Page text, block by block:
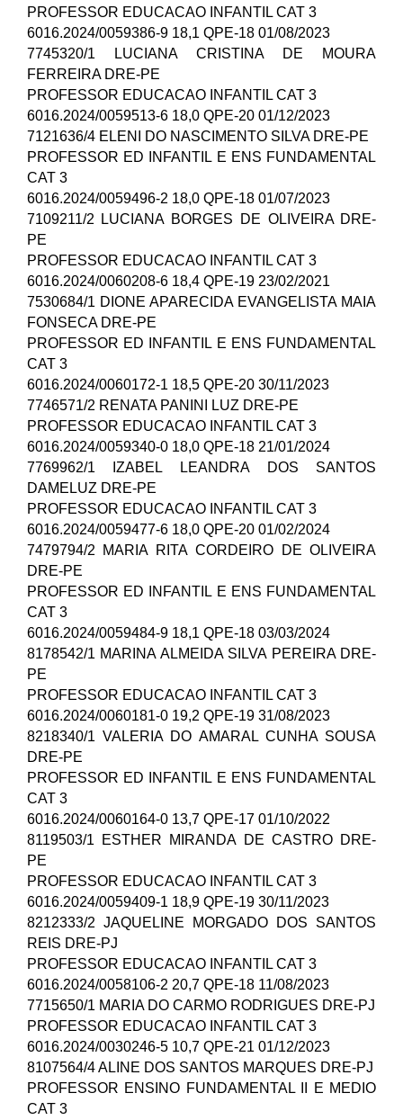
PROFESSOR EDUCACAO INFANTIL CAT 3
6016.2024/0059386-9 18,1 QPE-18 01/08/2023
7745320/1 LUCIANA CRISTINA DE MOURA
FERREIRA DRE-PE
PROFESSOR EDUCACAO INFANTIL CAT 3
6016.2024/0059513-6 18,0 QPE-20 01/12/2023
7121636/4 ELENI DO NASCIMENTO SILVA DRE-PE
PROFESSOR ED INFANTIL E ENS FUNDAMENTAL
CAT 3
6016.2024/0059496-2 18,0 QPE-18 01/07/2023
7109211/2 LUCIANA BORGES DE OLIVEIRA DRE-
PE
PROFESSOR EDUCACAO INFANTIL CAT 3
6016.2024/0060208-6 18,4 QPE-19 23/02/2021
7530684/1 DIONE APARECIDA EVANGELISTA MAIA
FONSECA DRE-PE
PROFESSOR ED INFANTIL E ENS FUNDAMENTAL
CAT 3
6016.2024/0060172-1 18,5 QPE-20 30/11/2023
7746571/2 RENATA PANINI LUZ DRE-PE
PROFESSOR EDUCACAO INFANTIL CAT 3
6016.2024/0059340-0 18,0 QPE-18 21/01/2024
7769962/1 IZABEL LEANDRA DOS SANTOS
DAMELUZ DRE-PE
PROFESSOR EDUCACAO INFANTIL CAT 3
6016.2024/0059477-6 18,0 QPE-20 01/02/2024
7479794/2 MARIA RITA CORDEIRO DE OLIVEIRA
DRE-PE
PROFESSOR ED INFANTIL E ENS FUNDAMENTAL
CAT 3
6016.2024/0059484-9 18,1 QPE-18 03/03/2024
8178542/1 MARINA ALMEIDA SILVA PEREIRA DRE-
PE
PROFESSOR EDUCACAO INFANTIL CAT 3
6016.2024/0060181-0 19,2 QPE-19 31/08/2023
8218340/1 VALERIA DO AMARAL CUNHA SOUSA
DRE-PE
PROFESSOR ED INFANTIL E ENS FUNDAMENTAL
CAT 3
6016.2024/0060164-0 13,7 QPE-17 01/10/2022
8119503/1 ESTHER MIRANDA DE CASTRO DRE-
PE
PROFESSOR EDUCACAO INFANTIL CAT 3
6016.2024/0059409-1 18,9 QPE-19 30/11/2023
8212333/2 JAQUELINE MORGADO DOS SANTOS
REIS DRE-PJ
PROFESSOR EDUCACAO INFANTIL CAT 3
6016.2024/0058106-2 20,7 QPE-18 11/08/2023
7715650/1 MARIA DO CARMO RODRIGUES DRE-PJ
PROFESSOR EDUCACAO INFANTIL CAT 3
6016.2024/0030246-5 10,7 QPE-21 01/12/2023
8107564/4 ALINE DOS SANTOS MARQUES DRE-PJ
PROFESSOR ENSINO FUNDAMENTAL II E MEDIO
CAT 3